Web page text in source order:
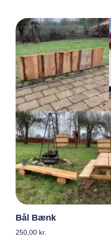
Bål Bænk
250,00 kr.